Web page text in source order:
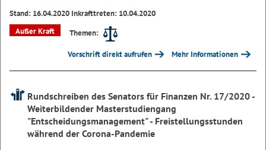
Stand: 16.04.2020 Inkrafttreten: 10.04.2020
Außer Kraft
Themen:
Vorschrift direkt aufrufen Mehr Informationen
Rundschreiben des Senators für Finanzen Nr. 17/2020 -
Weiterbildender Masterstudiengang
"Entscheidungsmanagement" - Freistellungsstunden
während der Corona-Pandemie